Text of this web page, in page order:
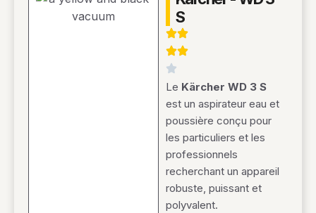
S
Le Kärcher WD 3 S
est un aspirateur eau et
poussière conçu pour
les particuliers et les
professionnels
recherchant un appareil
robuste, puissant et
polyvalent.